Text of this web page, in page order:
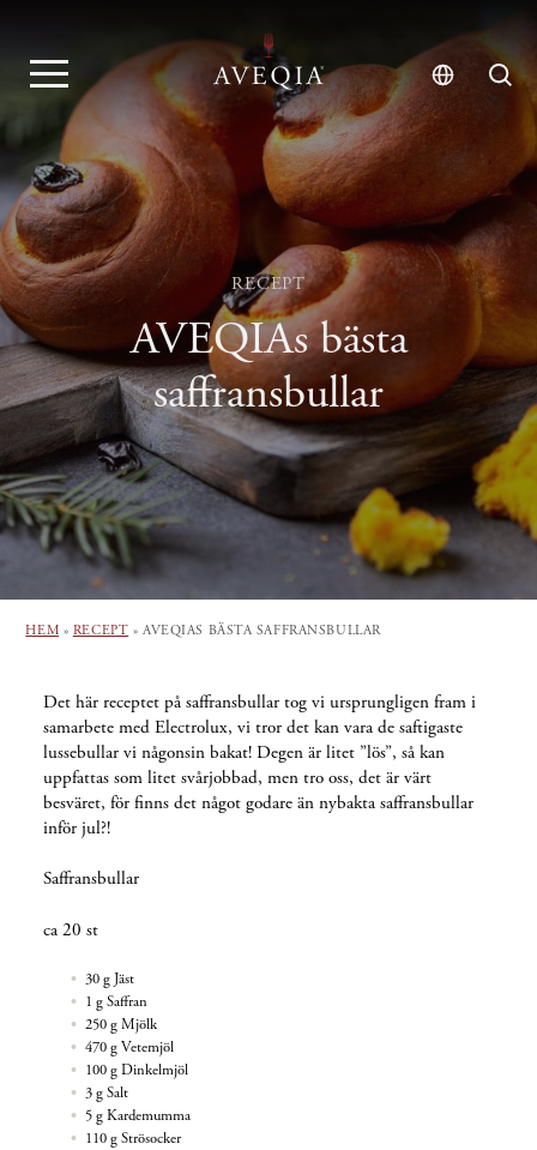
RECEPT
AVEQIAs bästa
saffransbullar
HEM » RECEPT » AVEQIAS BÄSTA SAFFRANSBULLAR
Det här receptet på saffransbullar tog vi ursprungligen fram i
samarbete med Electrolux, vi tror det kan vara de saftigaste
lussebullar vi någonsin bakat! Degen är litet ”lös”, så kan
uppfattas som litet svårjobbad, men tro oss, det är värt
besväret, för finns det något godare än nybakta saffransbullar
inför jul?!
Saffransbullar
ca 20 st
30 gJäst
1 gSaffran
250 gMjölk
470 gVetemjöl
100 gDinkelmjöl
3 gSalt
5 gKardemumma
110 gStrösocker